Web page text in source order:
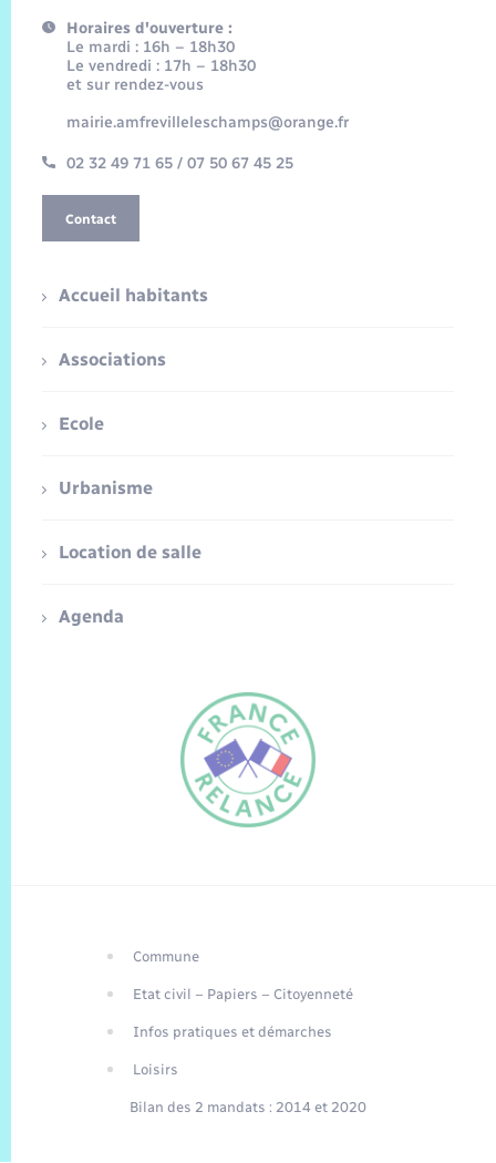
Traduction du
EN
Horaires d'ouverture :
Le mardi : 16h – 18h30
Le vendredi : 17h – 18h30
et sur rendez-vous
mairie.amfrevilleleschamps@orange.fr
02 32 49 71 65 / 07 50 67 45 25
Contact
Accueil habitants
Associations
Ecole
Urbanisme
Location de salle
Agenda
Commune
Etat civil – Papiers – Citoyenneté
Infos pratiques et démarches
Loisirs
Bilan des 2 mandats : 2014 et 2020